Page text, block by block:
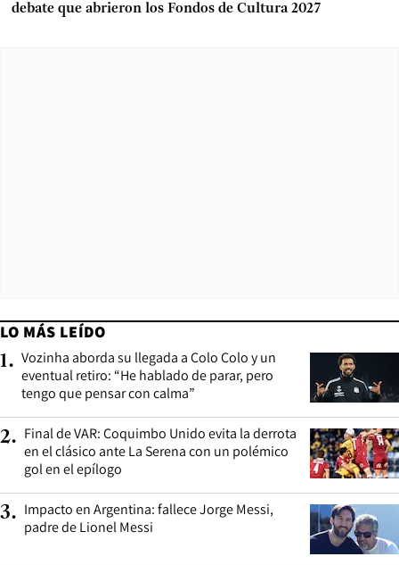
debate que abrieron los Fondos de Cultura 2027
LO MÁS LEÍDO
1. Vozinha aborda su llegada a Colo Colo y un
eventual retiro: “He hablado de parar, pero
tengo que pensar con calma”
2. Final de VAR: Coquimbo Unido evita la derrota
en el clásico ante La Serena con un polémico
gol en el epílogo
3. Impacto en Argentina: fallece Jorge Messi,
padre de Lionel Messi